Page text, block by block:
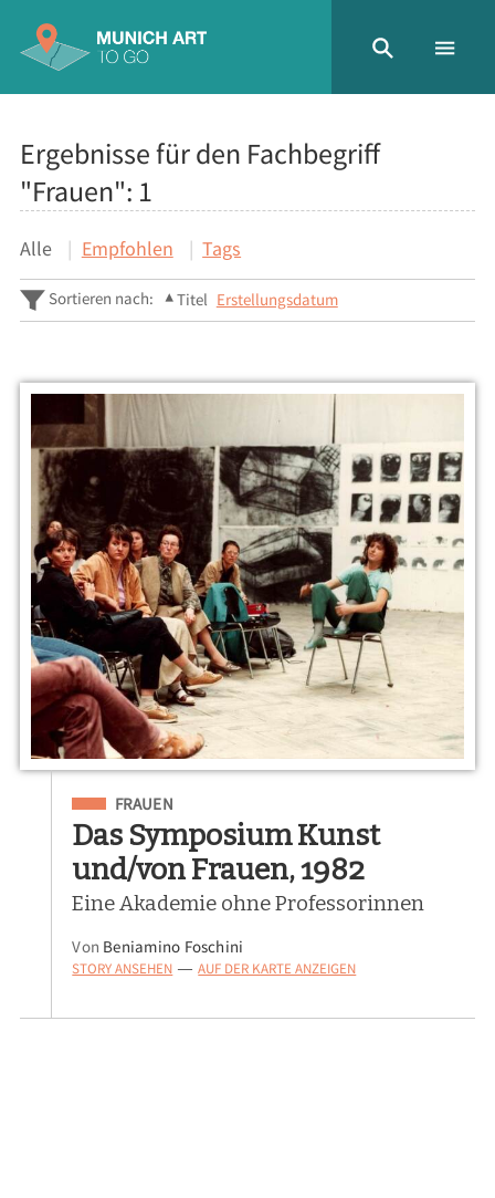
Ergebnisse für den Fachbegriff
"Frauen": 1
Alle Empfohlen Tags
Sortieren nach: Titel Erstellungsdatum
Eingeordnet unter
FRAUEN
Das Symposium Kunst
und/von Frauen, 1982
Eine Akademie ohne Professorinnen
Von Beniamino Foschini
STORY ANSEHEN — AUF DER KARTE ANZEIGEN